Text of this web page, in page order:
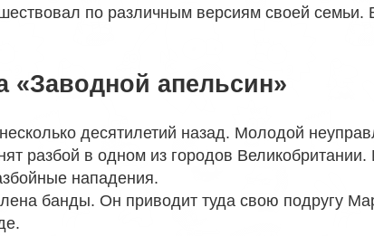
по различным версиям своей семьи.
апельсин»
десятилетий назад. Молодой
разбой в одном из городов
нападения.
банды. Он приводит туда свою подругу